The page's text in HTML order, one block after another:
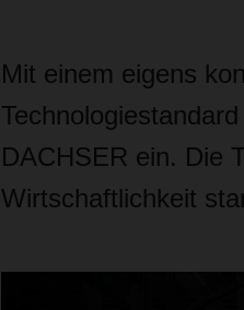
Mit einem eigens
DACHSER ein. Die
Wirtschaftlichkeit